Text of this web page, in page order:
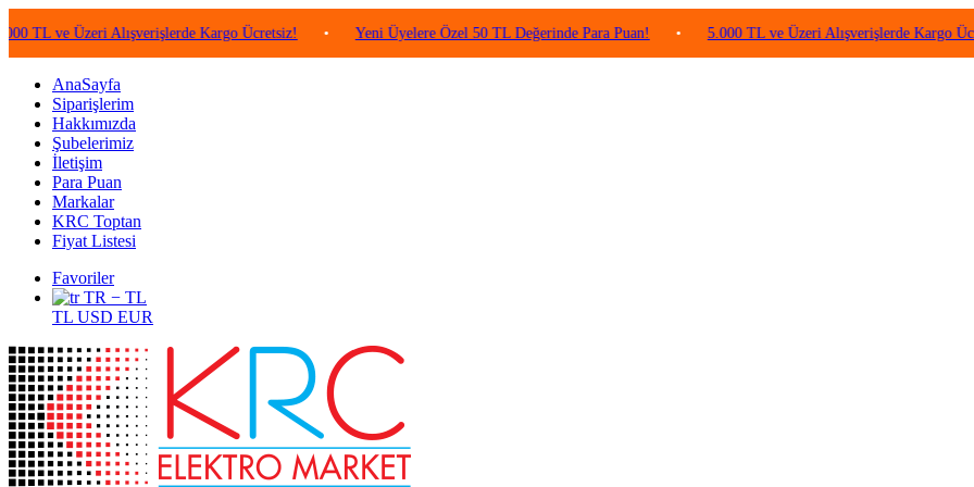
Üzeri Alışverişlerde Kargo Ücretsiz! • Yeni Üyelere Özel 50 TL Değerinde Para Puan! • 5.000 TL ve Üzeri Alışverişlerde Kargo Ücretsiz!
AnaSayfa
Siparişlerim
Hakkımızda
Şubelerimiz
İletişim
Para Puan
Markalar
KRC Toptan
Fiyat Listesi
Favoriler
TR − TL
TL USD EUR